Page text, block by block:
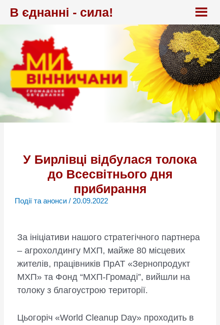
В єднанні - сила!
У Бирлівці відбулася толока
до Всесвітнього дня
прибирання
Події та анонси/ 20.09.2022
За ініціативи нашого стратегічного партнера
– агрохолдингу МХП, майже 80 місцевих
жителів, працівників ПрАТ «Зернопродукт
МХП» та Фонд “МХП-Громаді”, вийшли на
толоку з благоустрою території.
Цьогоріч «World Cleanup Day» проходить в